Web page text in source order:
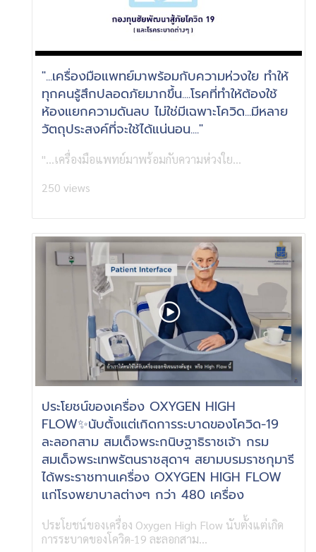
"...เครื่องมือแพทย์มาพร้อมกับความห่วงใย ทำให้
ทุกคนรู้สึกปลอดภัยมากขึ้น....โรคที่ทำให้ต้องใช้
ห้องแยกความดันลบ ไม่ใช่มีเฉพาะโควิด...มีหลาย
วัตถุประสงค์ที่จะใช้ได้แน่นอน...."
"...เครื่องมือแพทย์มาพร้อมกับความห่วงใย...
250 views
ประโยชน์ของเครื่อง OXYGEN HIGH
FLOW✨นับตั้งแต่เกิดการระบาดของโควิด-19
ละลอกสาม สมเด็จพระกนิษฐาธิราชเจ้า กรม
สมเด็จพระเทพรัตนราชสุดาฯ สยามบรมราชกุมารี
ได้พระราชทานเครื่อง OXYGEN HIGH FLOW
แก่โรงพยาบาลต่างๆ กว่า 480 เครื่อง
ประโยชน์ของเครื่อง Oxygen High Flow นับตั้งแต่เกิด
การระบาดของโควิด-19 ละลอกสาม...